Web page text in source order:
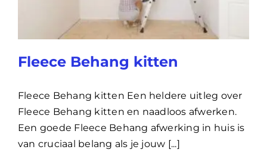
Fleece Behang kitten
Fleece Behang kitten Een heldere uitleg over
Fleece Behang kitten en naadloos afwerken.
Een goede Fleece Behang afwerking in huis is
van cruciaal belang als je jouw [...]